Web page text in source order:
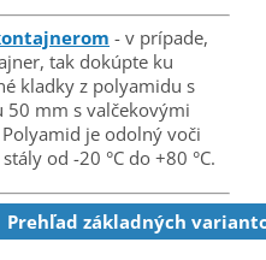
- v prípade,
tak dokúpte ku
kladky z polyamidu s
mm s valčekovými
je odolný voči
od -20 °C do +80 °C.
Prehľad základných